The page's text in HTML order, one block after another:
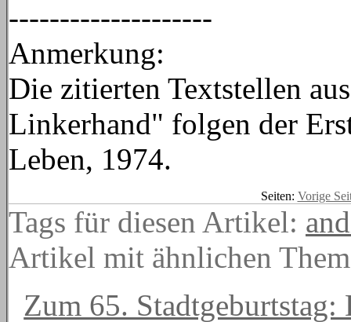
--------------------
Anmerkung:
Die zitierten Textstellen
Linkerhand" folgen der
Leben, 1974.
Seiten: Vorige
Tags für diesen Artikel:
Artikel mit ähnlichen
Zum 65.